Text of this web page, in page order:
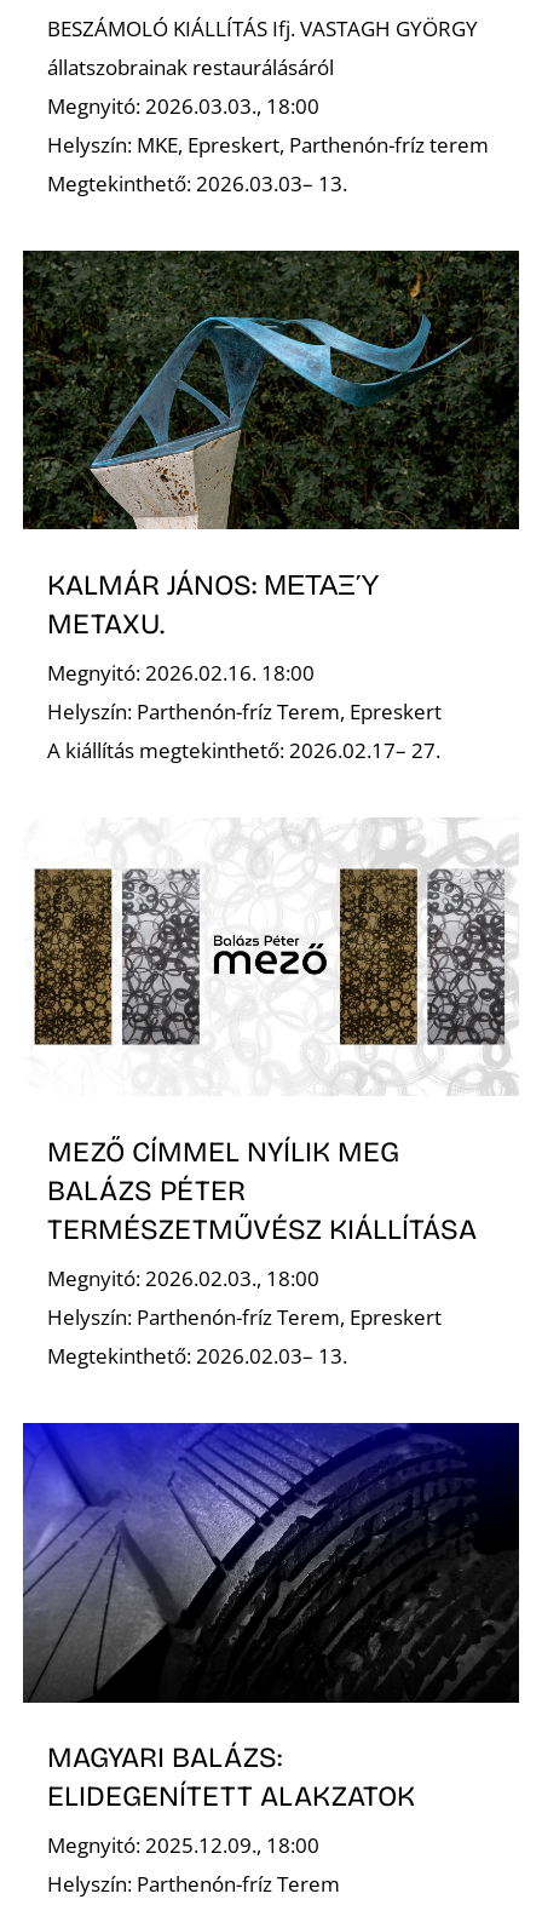
BESZÁMOLÓ KIÁLLÍTÁS Ifj. VASTAGH GYÖRGY
állatszobrainak restaurálásáról
Megnyitó: 2026.03.03., 18:00
Helyszín: MKE, Epreskert, Parthenón-fríz terem
Megtekinthető: 2026.03.03– 13.
KALMÁR JÁNOS: ΜΕΤΑΞΎ
METAXU.
Megnyitó: 2026.02.16. 18:00
Helyszín: Parthenón-fríz Terem, Epreskert
A kiállítás megtekinthető: 2026.02.17– 27.
MEZŐ CÍMMEL NYÍLIK MEG
BALÁZS PÉTER
TERMÉSZETMŰVÉSZ KIÁLLÍTÁSA
Megnyitó: 2026.02.03., 18:00
Helyszín: Parthenón-fríz Terem, Epreskert
Megtekinthető: 2026.02.03– 13.
MAGYARI BALÁZS:
ELIDEGENÍTETT ALAKZATOK
Megnyitó: 2025.12.09., 18:00
Helyszín: Parthenón-fríz Terem